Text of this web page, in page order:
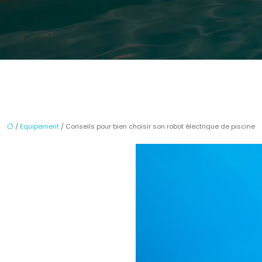
/ Equipement / Conseils pour bien choisir son robot électrique de piscine